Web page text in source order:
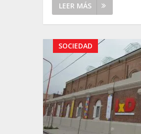
LEER MÁS
SOCIEDAD